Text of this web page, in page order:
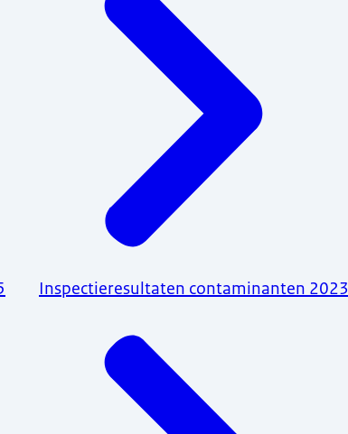
Inspectieresultaten contaminanten 2023